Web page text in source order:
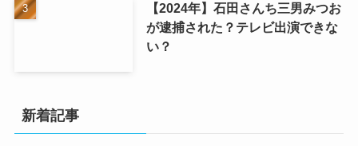
【2024年】石田さんち三男みつお
が逮捕された？テレビ出演できな
い？
新着記事